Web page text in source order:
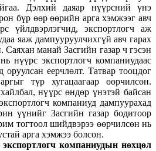
Дэлхий даяар нүүрсний үнэ
бүр өөр өөрийн арга хэмжээг авч
үйлдвэрлэгчид, экспортлогч аж
яаж дампууруулчихгүй авч гарах
Саяхан манай Засгийн газар ч гэсэн
нүүрс экспортлогч компаниудаас
оруулсан еерчлөлт. Татвар тооцдог
түр хугацаагаар өөрчилсөн.
нүүрс өндөр үнэтэй байсан
компаниуд дампуурахад
үүнийг Засгийн газар бодитоор
тогтоол шийдвэрээ өөрчилсөн нь
арга хэмжээ болсон.
компаниудын нөхцөл